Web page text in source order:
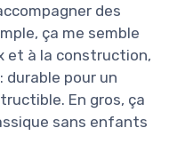
des
ça me semble
et à la construction,
durable pour un
En gros, ça
sans enfants